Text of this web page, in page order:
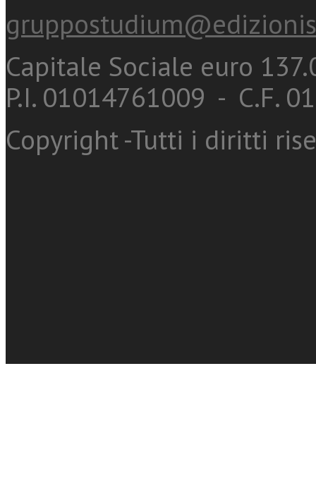
Capitale Sociale euro
P.I. 01014761009 - C.F.
Copyright -Tutti i diritti